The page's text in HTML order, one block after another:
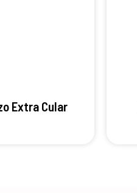
Extra Cular